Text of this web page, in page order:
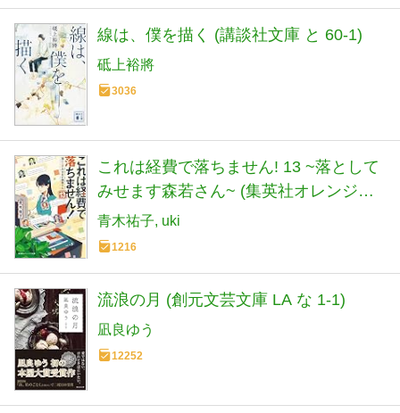
線は、僕を描く (講談社文庫 と 60-1)
砥上裕將
3036
これは経費で落ちません! 13 ~落として
みせます森若さん~ (集英社オレンジ文
庫)
青木祐子 uki
1216
流浪の月 (創元文芸文庫 LA な 1-1)
凪良ゆう
12252